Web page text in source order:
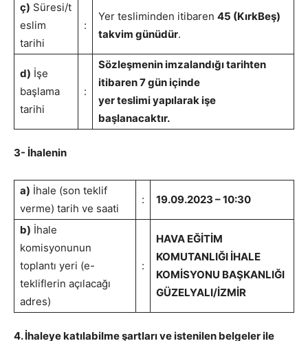
ç) Süresi/t
eslim
tarihi
:
Yer tesliminden itibaren 45 (KırkBeş)
takvim günüdür.
d) İşe
başlama
tarihi
:
Sözleşmenin imzalandığı tarihten
itibaren 7 gün içinde
yer teslimi yapılarak işe
başlanacaktır.
3- İhalenin
a) İhale (son teklif
verme) tarih ve saati
: 19.09.2023 – 10:30
b) İhale
komisyonunun
toplantı yeri (e-
tekliflerin açılacağı
adres)
:
HAVA EĞİTİM
KOMUTANLIĞI İHALE
KOMİSYONU BAŞKANLIĞI
GÜZELYALI/İZMİR
4. İhaleye katılabilme şartları ve istenilen belgeler ile